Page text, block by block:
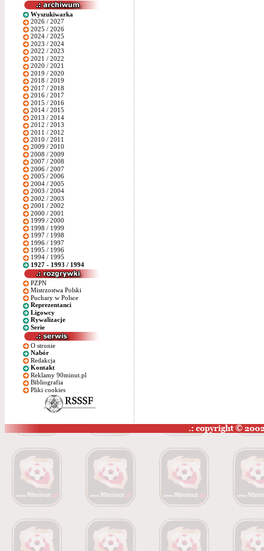
Wyszukiwarka
2026 / 2027
2025 / 2026
2024 / 2025
2023 / 2024
2022 / 2023
2021 / 2022
2020 / 2021
2019 / 2020
2018 / 2019
2017 / 2018
2016 / 2017
2015 / 2016
2014 / 2015
2013 / 2014
2012 / 2013
2011 / 2012
2010 / 2011
2009 / 2010
2008 / 2009
2007 / 2008
2006 / 2007
2005 / 2006
2004 / 2005
2003 / 2004
2002 / 2003
2001 / 2002
2000 / 2001
1999 / 2000
1998 / 1999
1997 / 1998
1996 / 1997
1995 / 1996
1994 / 1995
1927 - 1993 / 1994
PZPN
Mistrzostwa Polski
Puchary w Polsce
Reprezentanci
Ligowcy
Rywalizacje
Serie
O stronie
Nabór
Redakcja
Kontakt
Reklamy 90minut.pl
Bibliografia
Pliki cookies